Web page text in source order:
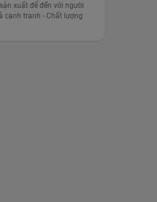
xuất để đến với người
cạnh tranh - Chất lượng